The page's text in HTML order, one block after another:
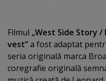
Filmul „West Side Story
vest”a fost adaptat
seria originală marca
coregrafie originală